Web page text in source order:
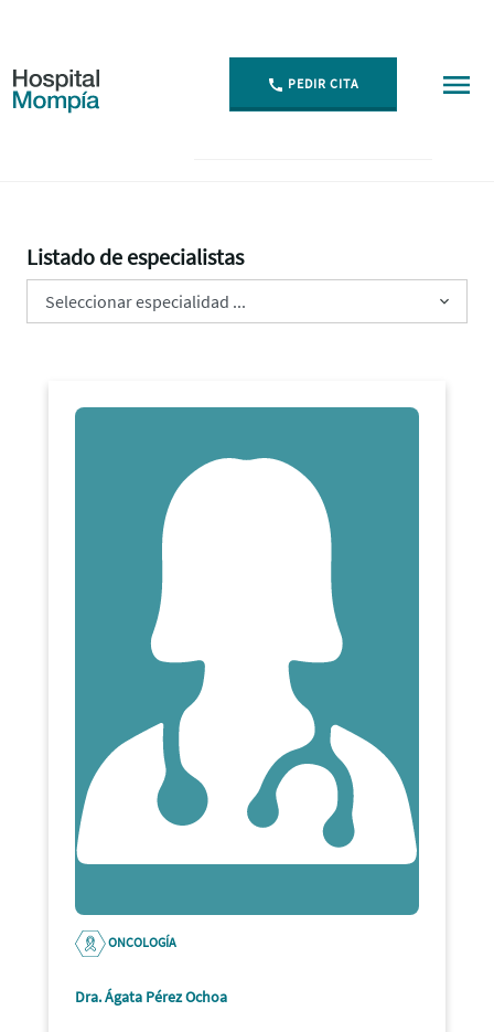
PEDIR CITA
Listado de especialistas
ONCOLOGÍA
Dra. Ágata Pérez Ochoa